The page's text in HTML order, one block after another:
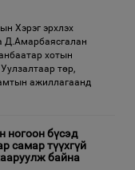
Хэрэг эрхлэх
Д.Амарбаясгалан
хотын
төр,
ажиллагаанд
ногоон бүсэд
самар түүхгүй
байна